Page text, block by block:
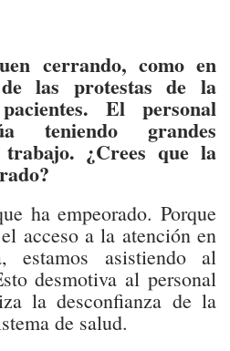
cerrando, como en
las protestas de la
El personal
teniendo grandes
¿Crees que la
ha empeorado. Porque
acceso a la atención en
estamos asistiendo al
desmotiva al personal
la desconfianza de la
de salud.